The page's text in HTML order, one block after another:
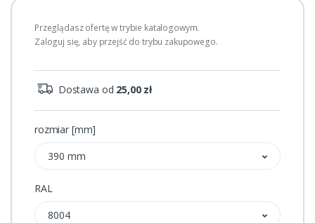
Przeglądasz ofertę w trybie katalogowym.
Zaloguj się, aby przejść do trybu zakupowego.
Dostawa od 25,00 zł
rozmiar [mm]
390 mm
RAL
8004